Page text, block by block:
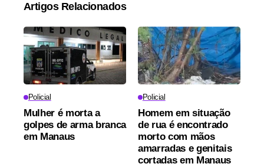
Artigos Relacionados
Policial
Mulher é morta a
golpes de arma branca
em Manaus
Policial
Homem em situação
de rua é encontrado
morto com mãos
amarradas e genitais
cortadas em Manaus